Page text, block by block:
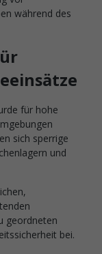
während des
für hohe
sich sperrige
und
geordneten
bei.